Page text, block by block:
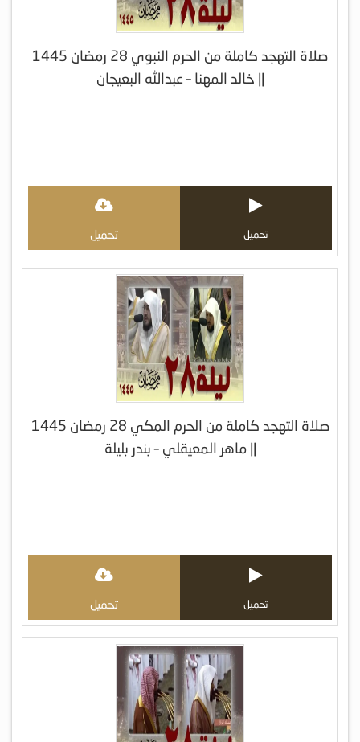
صلاة التهجد كاملة من الحرم النبوي 28 رمضان 1445
|| خالد المهنا – عبدالله البعيجان
تحميل تحميل
صلاة التهجد كاملة من الحرم المكي 28 رمضان 1445
|| ماهر المعيقلي – بندر بليلة
تحميل تحميل